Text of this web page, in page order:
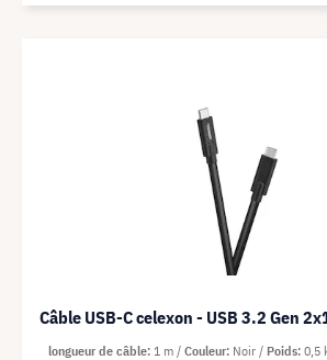
Câble USB-C celexon - USB 3.2 Gen
longueur de câble 1 m Couleur Noir Poids 0,5